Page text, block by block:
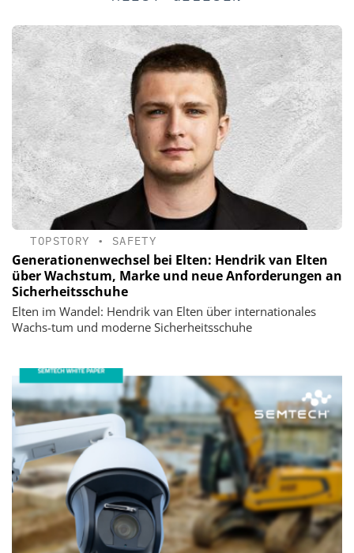
TOPSTORY • SAFETY
Generationenwechsel bei Elten: Hendrik van Elten
über Wachstum, Marke und neue Anforderungen an
Sicherheitsschuhe
Elten im Wandel: Hendrik van Elten über internationales
Wachs-tum und moderne Sicherheitsschuhe